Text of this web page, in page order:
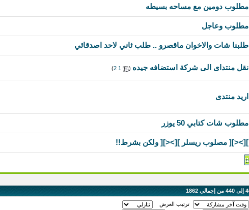
مطلوب دومين مع مساحه بسيطه
مطلوب وعاجل
طلبنا شات والاخوان ماقصرو .. طلب ثاني لاحد اصدقائي
نقل منتداى الى شركة استضافه جيده (
1
2
)
اريد منتدى
مطلوب شات كتابي 50 يوزر
][><][ مصلوب ريسلر ][><][ ولكن بشرط!!
ترتيب العرض